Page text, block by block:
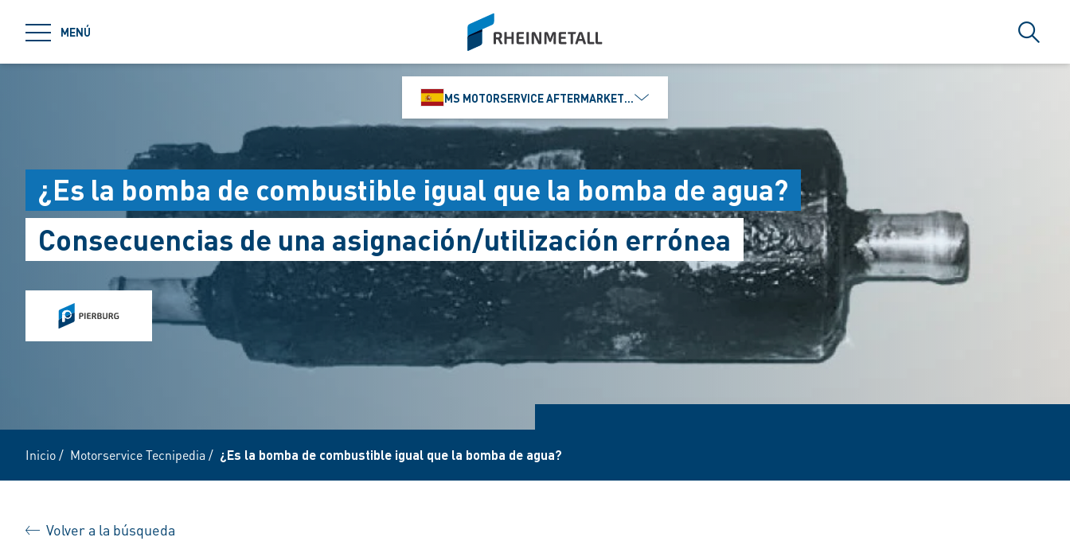
MENÚ
siteLogo
MS MOTORSERVICE AFTERMARKET IBÉRICA, S.L
¿Es la bomba de combustible igual que la bomba de agua?
Consecuencias de una asignación/utilización errónea
Inicio/ Motorservice Tecnipedia / ¿Es la bomba de combustible igual que la bomba de agua?
Volver a la búsqueda